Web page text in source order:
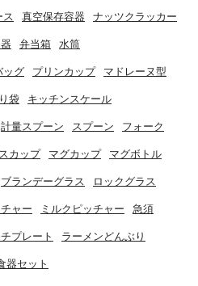
ス 真空保存容器 ナッツクラッカー
弁当箱 水筒
ッグ プリンカップ マドレーヌ型
袋 キッチンスケール
計量スプーン スプーン フォーク
カップ マグカップ マグボトル
ブランデーグラス ロックグラス
ャー ミルクピッチャー 急須
プレート ラーメンどんぶり
器セット